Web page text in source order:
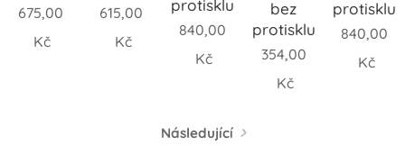
675,00
Kč
615,00
Kč
protiskluz
840,00
Kč
bez
protiskluzu
354,00
Kč
protiskluz
840,00
Kč
Následující